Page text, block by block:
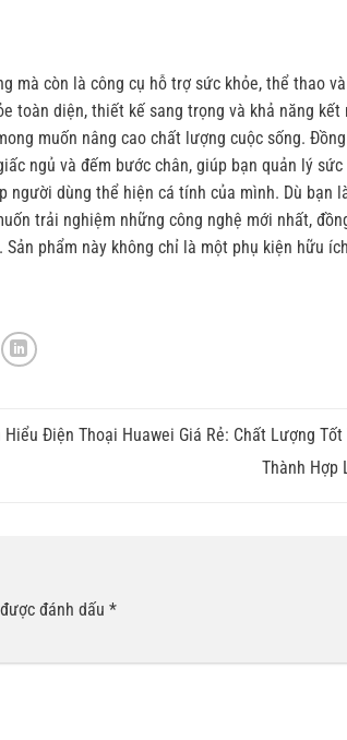
mà còn là công cụ hỗ trợ sức khỏe, thể thao
toàn diện, thiết kế sang trọng và khả năng kết
muốn nâng cao chất lượng cuộc sống.
ngủ và đếm bước chân, giúp bạn quản lý sức
người dùng thể hiện cá tính của mình. Dù bạn
trải nghiệm những công nghệ mới nhất,
phẩm này không chỉ là một phụ kiện hữu
Hiểu Điện Thoại Huawei Giá Rẻ: Chất Lượng Tốt
Thành Hợp
đánh dấu *